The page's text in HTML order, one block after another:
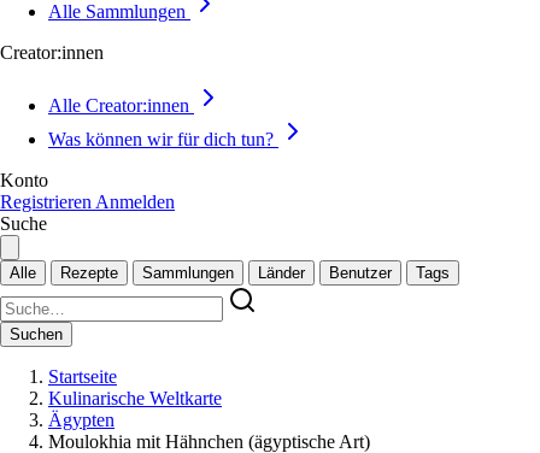
Alle Sammlungen
Creator:innen
Alle Creator:innen
Was können wir für dich tun?
Konto
Registrieren Anmelden
Suche
Alle Rezepte Sammlungen Länder Benutzer Tags
Suchen
Startseite
Kulinarische Weltkarte
Ägypten
Moulokhia mit Hähnchen (ägyptische Art)